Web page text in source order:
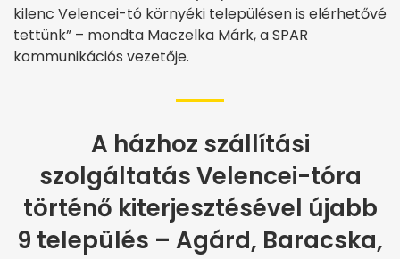
kilenc Velencei-tó környéki településen is elérhetővé
tettünk” – mondta Maczelka Márk, a SPAR
kommunikációs vezetője.
A házhoz szállítási
szolgáltatás Velencei-tóra
történő kiterjesztésével újabb
9 település – Agárd, Baracska,